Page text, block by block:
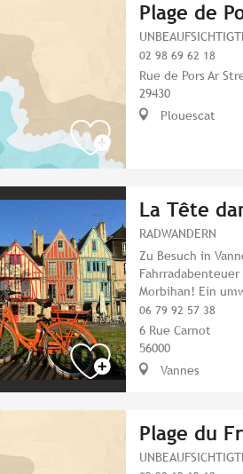
Plage de
02 98 69 62 18
Rue de Pors Ar
29430
Plouescat
La Tête
RADWANDERN
Zu Besuch in
Morbihan! Ein
06 79 92 57 38
6 Rue Carnot
56000
Vannes
Plage du